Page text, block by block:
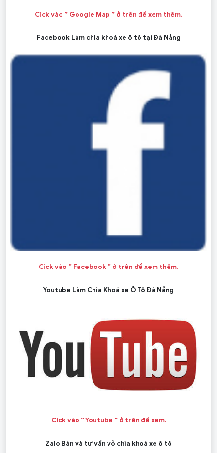
Cick vào ” Google Map ” ở trên để xem thêm.
Facebook Làm chìa khoá xe ô tô tại Đà Nẵng
Cick vào ” Facebook ” ở trên để xem thêm.
Youtube Làm Chìa Khoá xe Ô Tô Đà Nẵng
Cick vào ” Youtube ” ở trên để xem.
Zalo Bán và tư vấn vỏ chìa khoá xe ô tô